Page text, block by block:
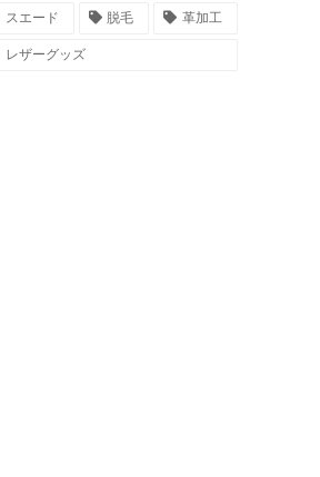
スエード 脱毛 革加工
レザーグッズ